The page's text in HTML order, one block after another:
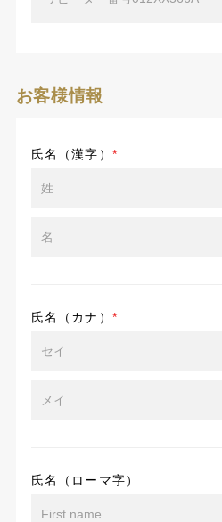
お客様情報
氏名（漢字） *
氏名（カナ） *
氏名（ローマ字）